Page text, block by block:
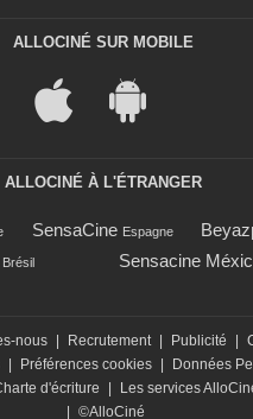
ALLOCINÉ SUR MOBILE
ALLOCINÉ À L'ÉTRANGER
SensaCine Espagne
Brésil Sensacine
nous Recrutement Publicité
Préférences cookies Données
d'écriture Les services
©AlloCiné